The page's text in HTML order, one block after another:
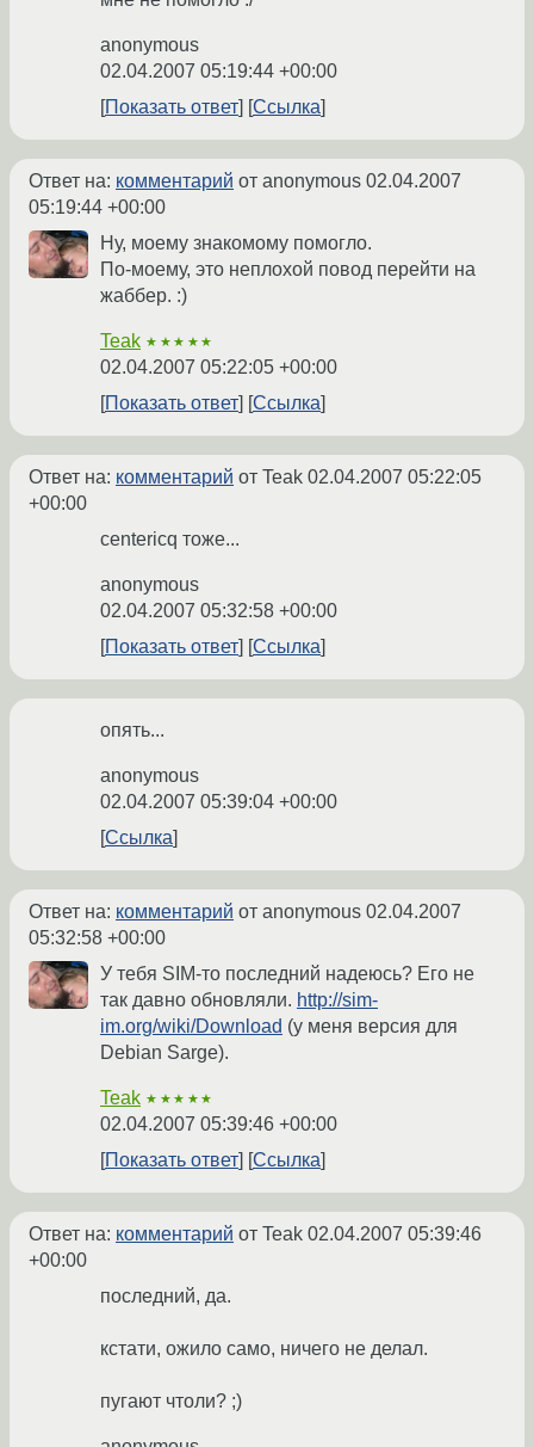
anonymous
02.04.2007 05:19:44 +00:00
Показать ответ
Ссылка
Ответ на: комментарий от anonymous 02.04.2007
05:19:44 +00:00
Ну, моему знакомому помогло.
По-моему, это неплохой повод перейти на
жаббер. :)
Teak ★★★★★
02.04.2007 05:22:05 +00:00
Показать ответ
Ссылка
Ответ на: комментарий от Teak 02.04.2007 05:22:05
+00:00
centericq тоже...
anonymous
02.04.2007 05:32:58 +00:00
Показать ответ
Ссылка
опять...
anonymous
02.04.2007 05:39:04 +00:00
Ссылка
Ответ на: комментарий от anonymous 02.04.2007
05:32:58 +00:00
У тебя SIM-то последний надеюсь? Его не
так давно обновляли. http://sim-
im.org/wiki/Download (у меня версия для
Debian Sarge).
Teak ★★★★★
02.04.2007 05:39:46 +00:00
Показать ответ
Ссылка
Ответ на: комментарий от Teak 02.04.2007 05:39:46
+00:00
последний, да.
кстати, ожило само, ничего не делал.
пугают чтоли? ;)